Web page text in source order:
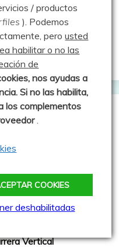
Vertical
/ productos
). Podemos
perousted
habilitar o no las
de
okies, nos ayudas a
Si no las habilita,
los complementos
.
COOKIES
deshabilitadas